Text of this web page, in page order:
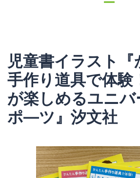
ュ
ー
児童書イラスト『
手作り道具で体験
が楽しめるユニバ
ポ―ツ』汐文社